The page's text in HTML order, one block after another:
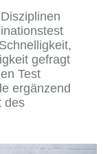
gefragt
Test
ergänzend
des